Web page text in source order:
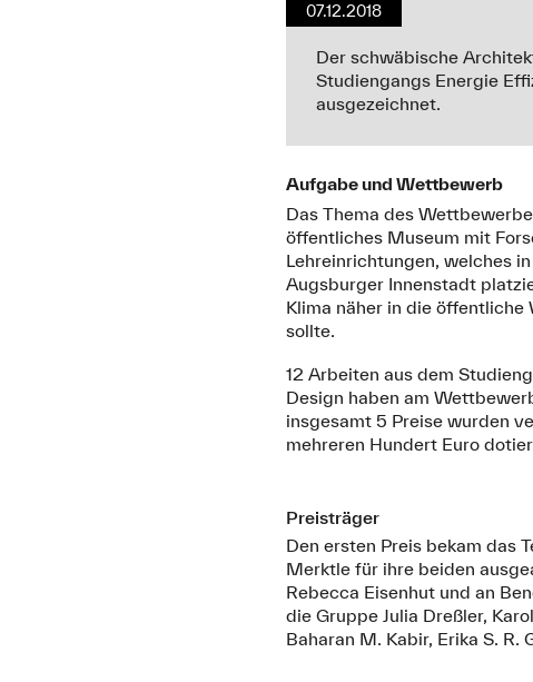
07.12.2018
Der schwäbische
Studiengangs Energie
ausgezeichnet.
Aufgabe und Wettbewerb
Das Thema des
öffentliches Museum mit
Lehreinrichtungen, welches
Augsburger Innenstadt
Klima näher in die öffentliche
sollte.
12 Arbeiten aus dem
Design haben am
insgesamt 5 Preise wurden
mehreren Hundert Euro
Preisträger
Den ersten Preis bekam das
Merktle für ihre beiden
Rebecca Eisenhut und an
die Gruppe Julia Dreßler,
Baharan M. Kabir, Erika S. R.